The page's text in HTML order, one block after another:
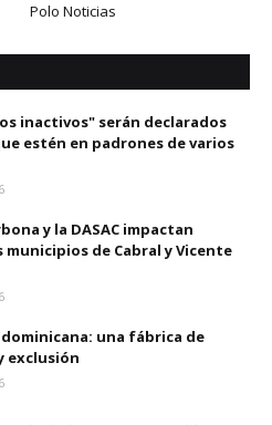
Polo Noticias
inactivos" serán declarados
estén en padrones de varios
y la DASAC impactan
municipios de Cabral y Vicente
una fábrica de
exclusión